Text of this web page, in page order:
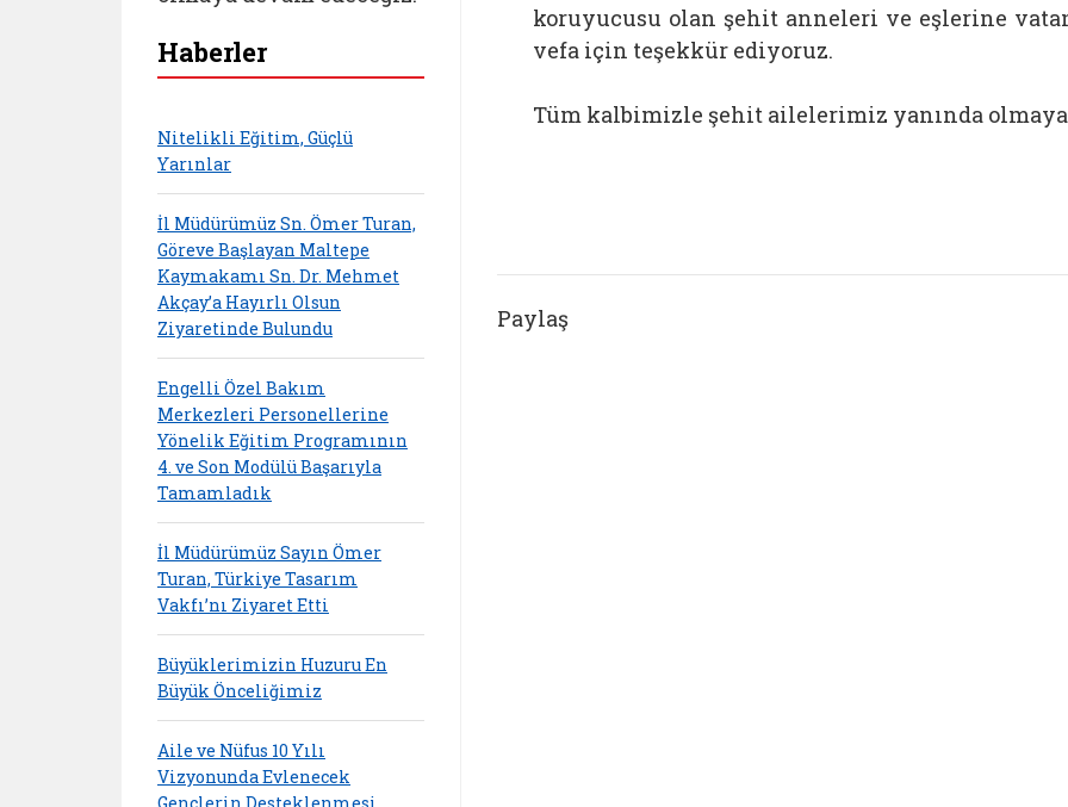
koruyucusu olan şehit anneleri ve eşlerine
vefa için teşekkür ediyoruz.
Tüm kalbimizle şehit ailelerimiz yanında olmaya
Paylaş
Haberler
Nitelikli Eğitim, Güçlü
Yarınlar
İl Müdürümüz Sn. Ömer Turan,
Göreve Başlayan Maltepe
Kaymakamı Sn. Dr. Mehmet
Akçay’a Hayırlı Olsun
Ziyaretinde Bulundu
Engelli Özel Bakım
Merkezleri Personellerine
Yönelik Eğitim Programının
4. ve Son Modülü Başarıyla
Tamamladık
İl Müdürümüz Sayın Ömer
Turan, Türkiye Tasarım
Vakfı’nı Ziyaret Etti
Büyüklerimizin Huzuru En
Büyük Önceliğimiz
Aile ve Nüfus 10 Yılı
Vizyonunda Evlenecek
Gençlerin Desteklenmesi